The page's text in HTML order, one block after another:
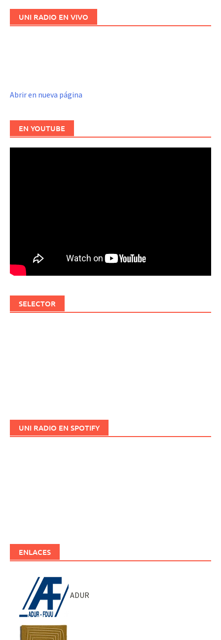
entradas
UNI RADIO EN VIVO
Abrir en nueva página
EN YOUTUBE
SELECTOR
UNI RADIO EN SPOTIFY
ENLACES
ADUR